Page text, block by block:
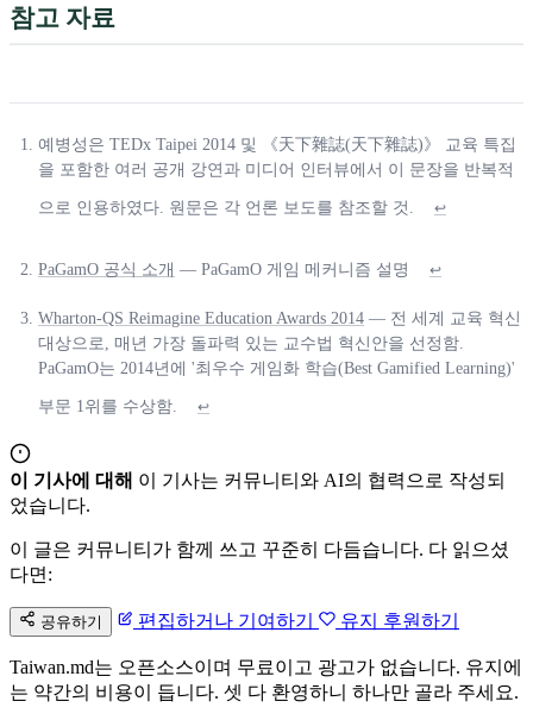
참고 자료
예병성은 TEDx Taipei 2014 및 《天下雜誌(天下雜誌)》 교육 특집
을 포함한 여러 공개 강연과 미디어 인터뷰에서 이 문장을 반복적
으로 인용하였다. 원문은 각 언론 보도를 참조할 것. ↩
PaGamO 공식 소개 — PaGamO 게임 메커니즘 설명 ↩
Wharton-QS Reimagine Education Awards 2014 — 전 세계 교육 혁신
대상으로, 매년 가장 돌파력 있는 교수법 혁신안을 선정함.
PaGamO는 2014년에 '최우수 게임화 학습(Best Gamified Learning)'
부문 1위를 수상함. ↩
이 기사에 대해 이 기사는 커뮤니티와 AI의 협력으로 작성되
었습니다.
이 글은 커뮤니티가 함께 쓰고 꾸준히 다듬습니다. 다 읽으셨
다면:
공유하기 편집하거나 기여하기 유지 후원하기
Taiwan.md는 오픈소스이며 무료이고 광고가 없습니다. 유지에
는 약간의 비용이 듭니다. 셋 다 환영하니 하나만 골라 주세요.